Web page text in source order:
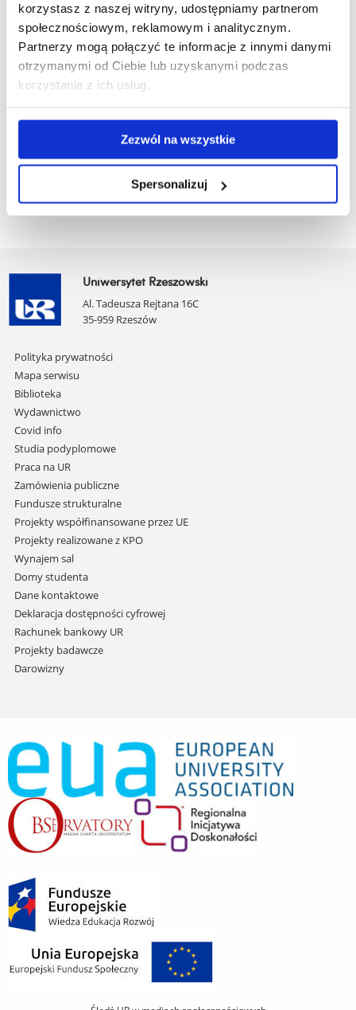
korzystasz z naszej witryny, udostępniamy partnerom
społecznościowym, reklamowym i analitycznym.
Partnerzy mogą połączyć te informacje z innymi danymi
otrzymanymi od Ciebie lub uzyskanymi podczas
korzystania z ich usług.
Zezwól na wszystkie
Spersonalizuj
Urządzenie do ozonowania osadu ściekowego
Warstwowa granula nawozowa
Uniwersytet Rzeszowski
Al. Tadeusza Rejtana 16C
35-959 Rzeszów
Pomiń
nawigację
i
przejdź
do
treści
Polityka prywatności
Mapa serwisu
Biblioteka
Wydawnictwo
Covid info
Studia podyplomowe
Praca na UR
Zamówienia publiczne
Fundusze strukturalne
Projekty współfinansowane przez UE
Projekty realizowane z KPO
Wynajem sal
Domy studenta
Dane kontaktowe
Deklaracja dostępności cyfrowej
Rachunek bankowy UR
Projekty badawcze
Darowizny